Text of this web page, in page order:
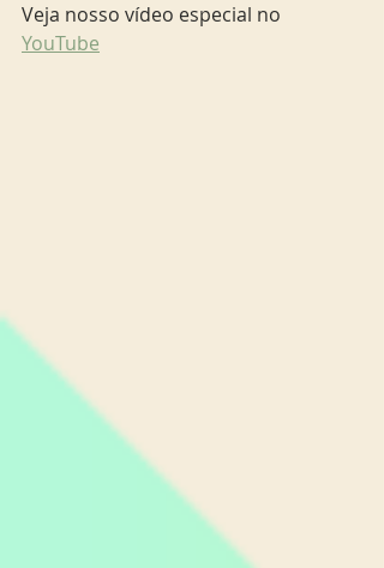
Veja nosso vídeo especial no
YouTube